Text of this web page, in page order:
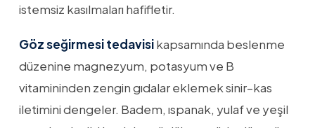
istemsiz kasılmaları hafifletir.
Göz seğirmesi tedavisikapsamında beslenme
düzenine magnezyum, potasyum ve B
vitamininden zengin gıdalar eklemek sinir–kas
iletimini dengeler. Badem, ıspanak, yulaf ve yeşil